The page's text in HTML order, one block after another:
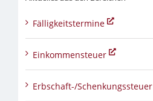
Fälligkeitstermine
Einkommensteuer
Erbschaft-/Schenkungssteuer